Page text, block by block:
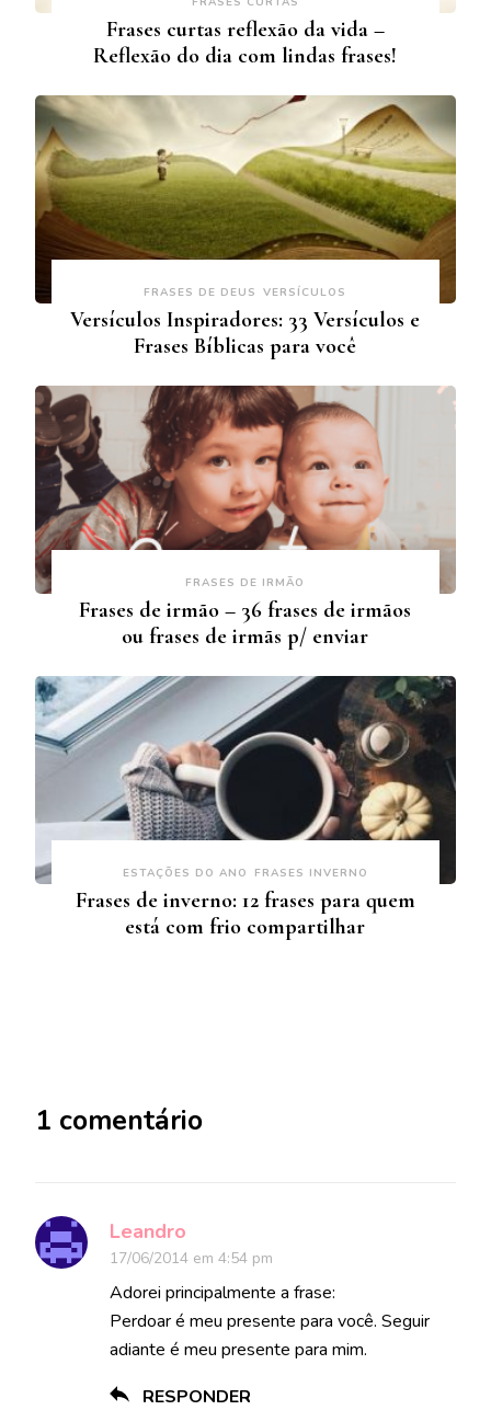
Frases curtas reflexão da vida –
Reflexão do dia com lindas frases!
FRASES DE DEUS VERSÍCULOS
Versículos Inspiradores: 33 Versículos e
Frases Bíblicas para você
FRASES DE IRMÃO
Frases de irmão – 36 frases de irmãos
ou frases de irmãs p/ enviar
ESTAÇÕES DO ANO FRASES INVERNO
Frases de inverno: 12 frases para quem
está com frio compartilhar
1 comentário
Leandro
17/06/2014 em 4:54 pm
Adorei principalmente a frase:
Perdoar é meu presente para você. Seguir
adiante é meu presente para mim.
RESPONDER